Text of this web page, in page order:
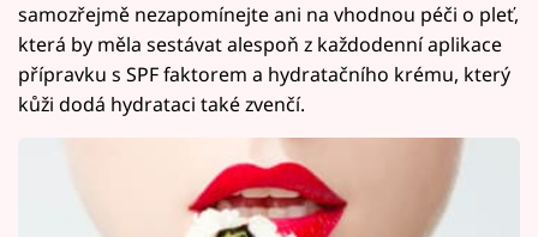
samozřejmě nezapomínejte ani na vhodnou péči o pleť,
která by měla sestávat alespoň z každodenní aplikace
přípravku s SPF faktorem a hydratačního krému, který
kůži dodá hydrataci také zvenčí.